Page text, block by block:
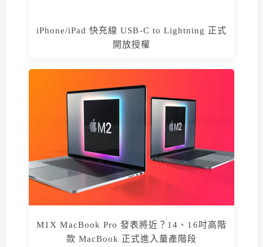
iPhone/iPad 快充線 USB-C to Lightning 正式
開放授權
M1X MacBook Pro 發表將近？14、16吋高階
款 MacBook 正式進入量產階段